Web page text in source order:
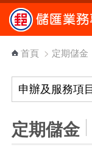
跳到主要內容區塊
首頁 > 定期儲金
定期儲金